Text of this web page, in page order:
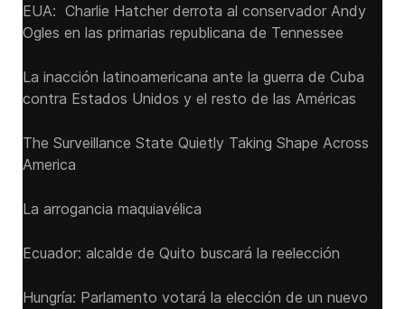
EUA: Charlie Hatcher derrota al conservador Andy
Ogles en las primarias republicana de Tennessee
La inacción latinoamericana ante la guerra de Cuba
contra Estados Unidos y el resto de las Américas
The Surveillance State Quietly Taking Shape Across
America
La arrogancia maquiavélica
Ecuador: alcalde de Quito buscará la reelección
Hungría: Parlamento votará la elección de un nuevo